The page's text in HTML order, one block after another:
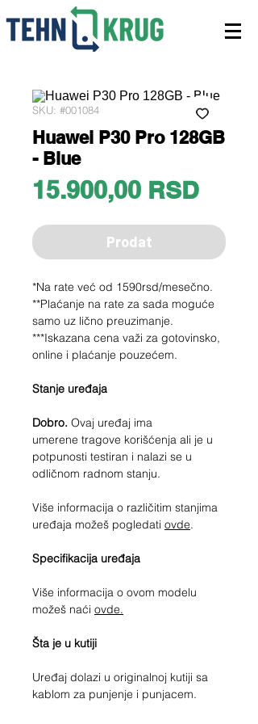
SKU: #001084
Huawei P30 Pro 128GB
- Blue
15.900,00 RSDPrice
Prodat
*Na rate već od 1590rsd/mesečno.
**Plaćanje na rate za sada moguće
samo uz lično preuzimanje.
***Iskazana cena važi za gotovinsko,
online i plaćanje pouzećem.
Stanje uređaja
Dobro. Ovaj uređaj ima
umerene tragove korišćenja ali je u
potpunosti testiran i nalazi se u
odličnom radnom stanju.
Više informacija o različitim stanjima
uređaja možeš pogledati ovde.
Specifikacija uređaja
Više informacija o ovom modelu
možeš naći ovde.
Šta je u kutiji
Uređaj dolazi u originalnoj kutiji sa
kablom za punjenje i punjacem.